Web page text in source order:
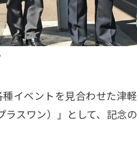
イベントを見合わせた津軽
スワン）」として、記念の